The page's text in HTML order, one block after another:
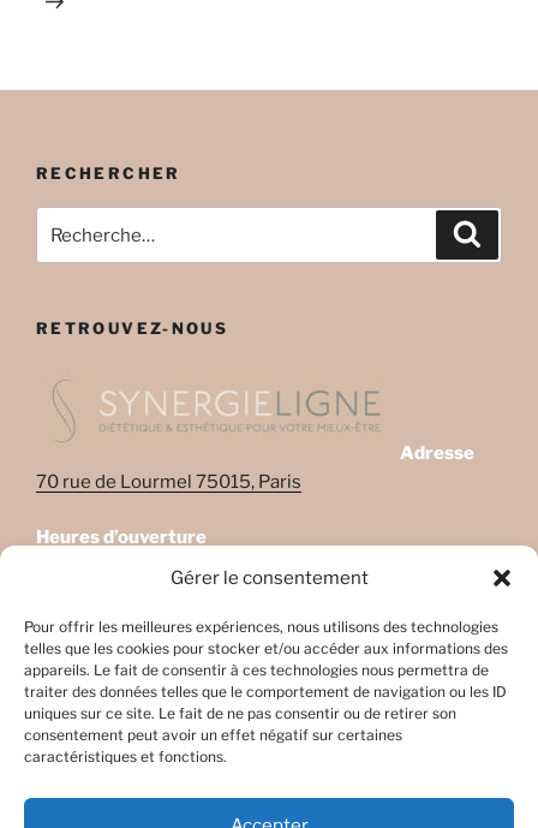
Gérer le consentement
Pour offrir les meilleures expériences, nous utilisons des technologies
telles que les cookies pour stocker et/ou accéder aux informations des
appareils. Le fait de consentir à ces technologies nous permettra de
traiter des données telles que le comportement de navigation ou les ID
uniques sur ce site. Le fait de ne pas consentir ou de retirer son
consentement peut avoir un effet négatif sur certaines
caractéristiques et fonctions.
RECHERCHER
pour
RETROUVEZ-NOUS
Adresse
70 rue de Lourmel 75015, Paris
Heures d’ouverture
Lundi: 08:45–22:00
Mercredi: Fermé
Jeudi: 08:45-17h45
Vendredi: 08:45-17h45
Samedi: Fermé
Dimanche: Fermé